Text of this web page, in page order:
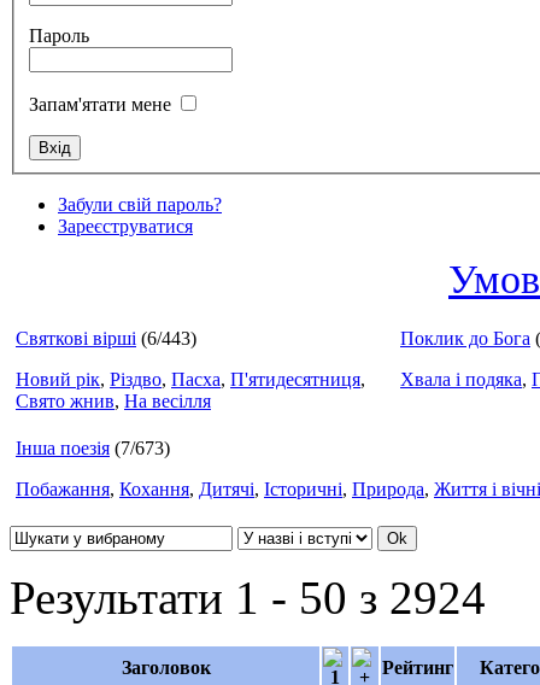
Пароль
Запам'ятати мене
Забули свій пароль?
Зареєструватися
Святкові вірші (6/443)
Новий рік, Різдво, Пасха, П'ятидесятниця,
Свято жнив, На весілля
Поклик до Бога
Хвала і подяка,
Інша поезія (7/673)
Побажання, Кохання, Дитячі, Історичні, Природа, Життя і
Результати 1 - 50 з 2924
Заголовок Рейтинг